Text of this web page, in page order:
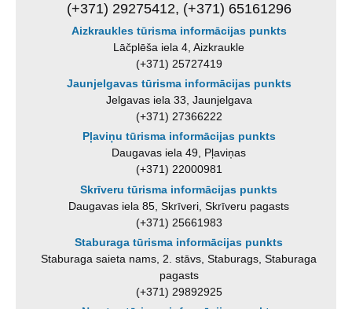
(+371) 29275412, (+371) 65161296
Aizkraukles tūrisma informācijas punkts
Lāčplēša iela 4, Aizkraukle
(+371) 25727419
Jaunjelgavas tūrisma informācijas punkts
Jelgavas iela 33, Jaunjelgava
(+371) 27366222
Pļaviņu tūrisma informācijas punkts
Daugavas iela 49, Pļaviņas
(+371) 22000981
Skrīveru tūrisma informācijas punkts
Daugavas iela 85, Skrīveri, Skrīveru pagasts
(+371) 25661983
Staburaga tūrisma informācijas punkts
Staburaga saieta nams, 2. stāvs, Staburags, Staburaga
pagasts
(+371) 29892925